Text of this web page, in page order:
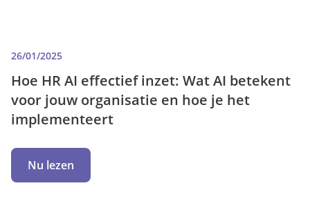
26/01/2025
Hoe HR AI effectief inzet: Wat AI betekent
voor jouw organisatie en hoe je het
implementeert
Nu lezen